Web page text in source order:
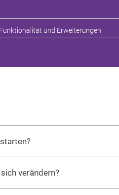
Funktionalität und Erweiterungen
verändern?